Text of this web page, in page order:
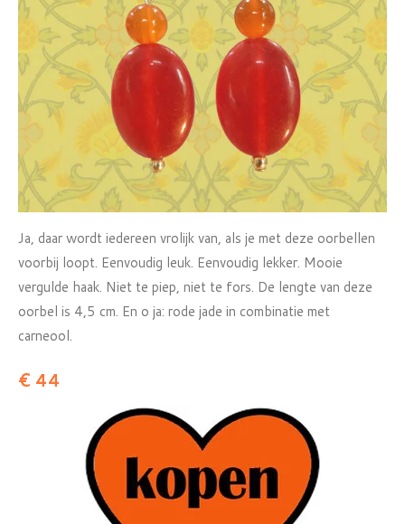
Ja, daar wordt iedereen vrolijk van, als je met deze oorbellen
voorbij loopt. Eenvoudig leuk. Eenvoudig lekker. Mooie
vergulde haak. Niet te piep, niet te fors. De lengte van deze
oorbel is 4,5 cm. En o ja: rode jade in combinatie met
carneool.
€ 44